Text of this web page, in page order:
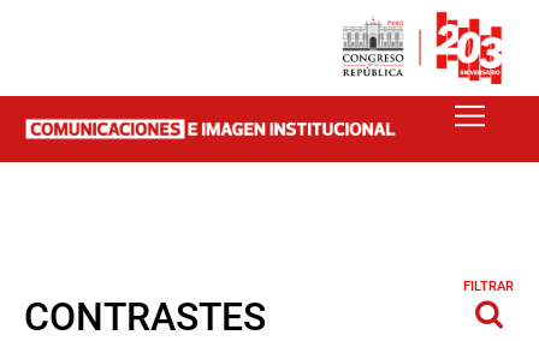
CONTRASTES
FILTRAR